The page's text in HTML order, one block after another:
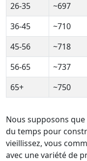
26-35
~697
36-45
~710
45-56
~718
56-65
~737
65+
~750
Nous supposons
du temps pour
vieillissez, vous
avec une variété de